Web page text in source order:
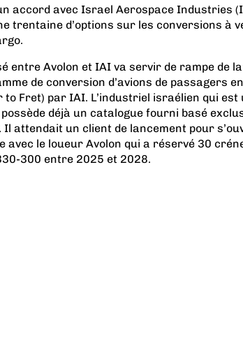
accord avec Israel Aerospace Industries
trentaine d’options sur les conversions à
entre Avolon et IAI va servir de rampe de
de conversion d’avions de passagers
to Fret) par IAI. L’industriel israélien qui
déjà un catalogue fourni basé
Il attendait un client de lancement pour
avec le loueur Avolon qui a réservé 30
300 entre 2025 et 2028.